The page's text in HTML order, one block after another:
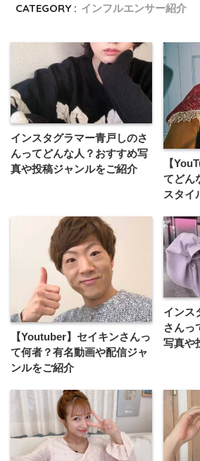
CATEGORY : インフルエンサー紹介
インスタグラマー青戸しのさ
んってどんな⼈？おすすめ写
真や投稿ジャンルをご紹介
【
てどん
スタイ
【Youtuber】セイキンさんっ
て何者？有名動画や配信ジャ
ンルをご紹介
インス
さんっ
写真や